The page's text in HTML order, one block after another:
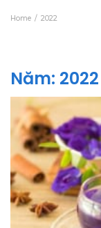
Home 2022
Năm: 2022